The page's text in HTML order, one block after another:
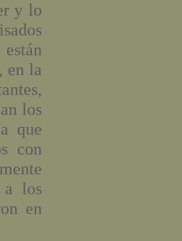
y lo
en la
los
que
con
a los
en